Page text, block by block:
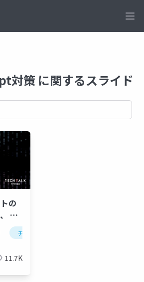
対策 に関するスライド
の
そ
チート検知
11.7K